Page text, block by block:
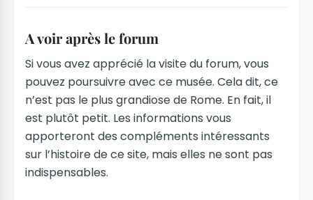
A voir après le forum
Si vous avez apprécié la visite du forum, vous
pouvez poursuivre avec ce musée. Cela dit, ce
n’est pas le plus grandiose de Rome. En fait, il
est plutôt petit. Les informations vous
apporteront des compléments intéressants
sur l’histoire de ce site, mais elles ne sont pas
indispensables.